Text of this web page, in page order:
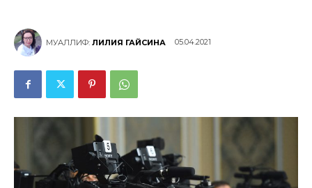
МУАЛЛИФ: ЛИЛИЯ ГАЙСИНА 05.04.2021